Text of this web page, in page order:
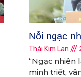
Nỗi ngạc
Thái Kim Lan
“Ngạc nhiên
minh triết,